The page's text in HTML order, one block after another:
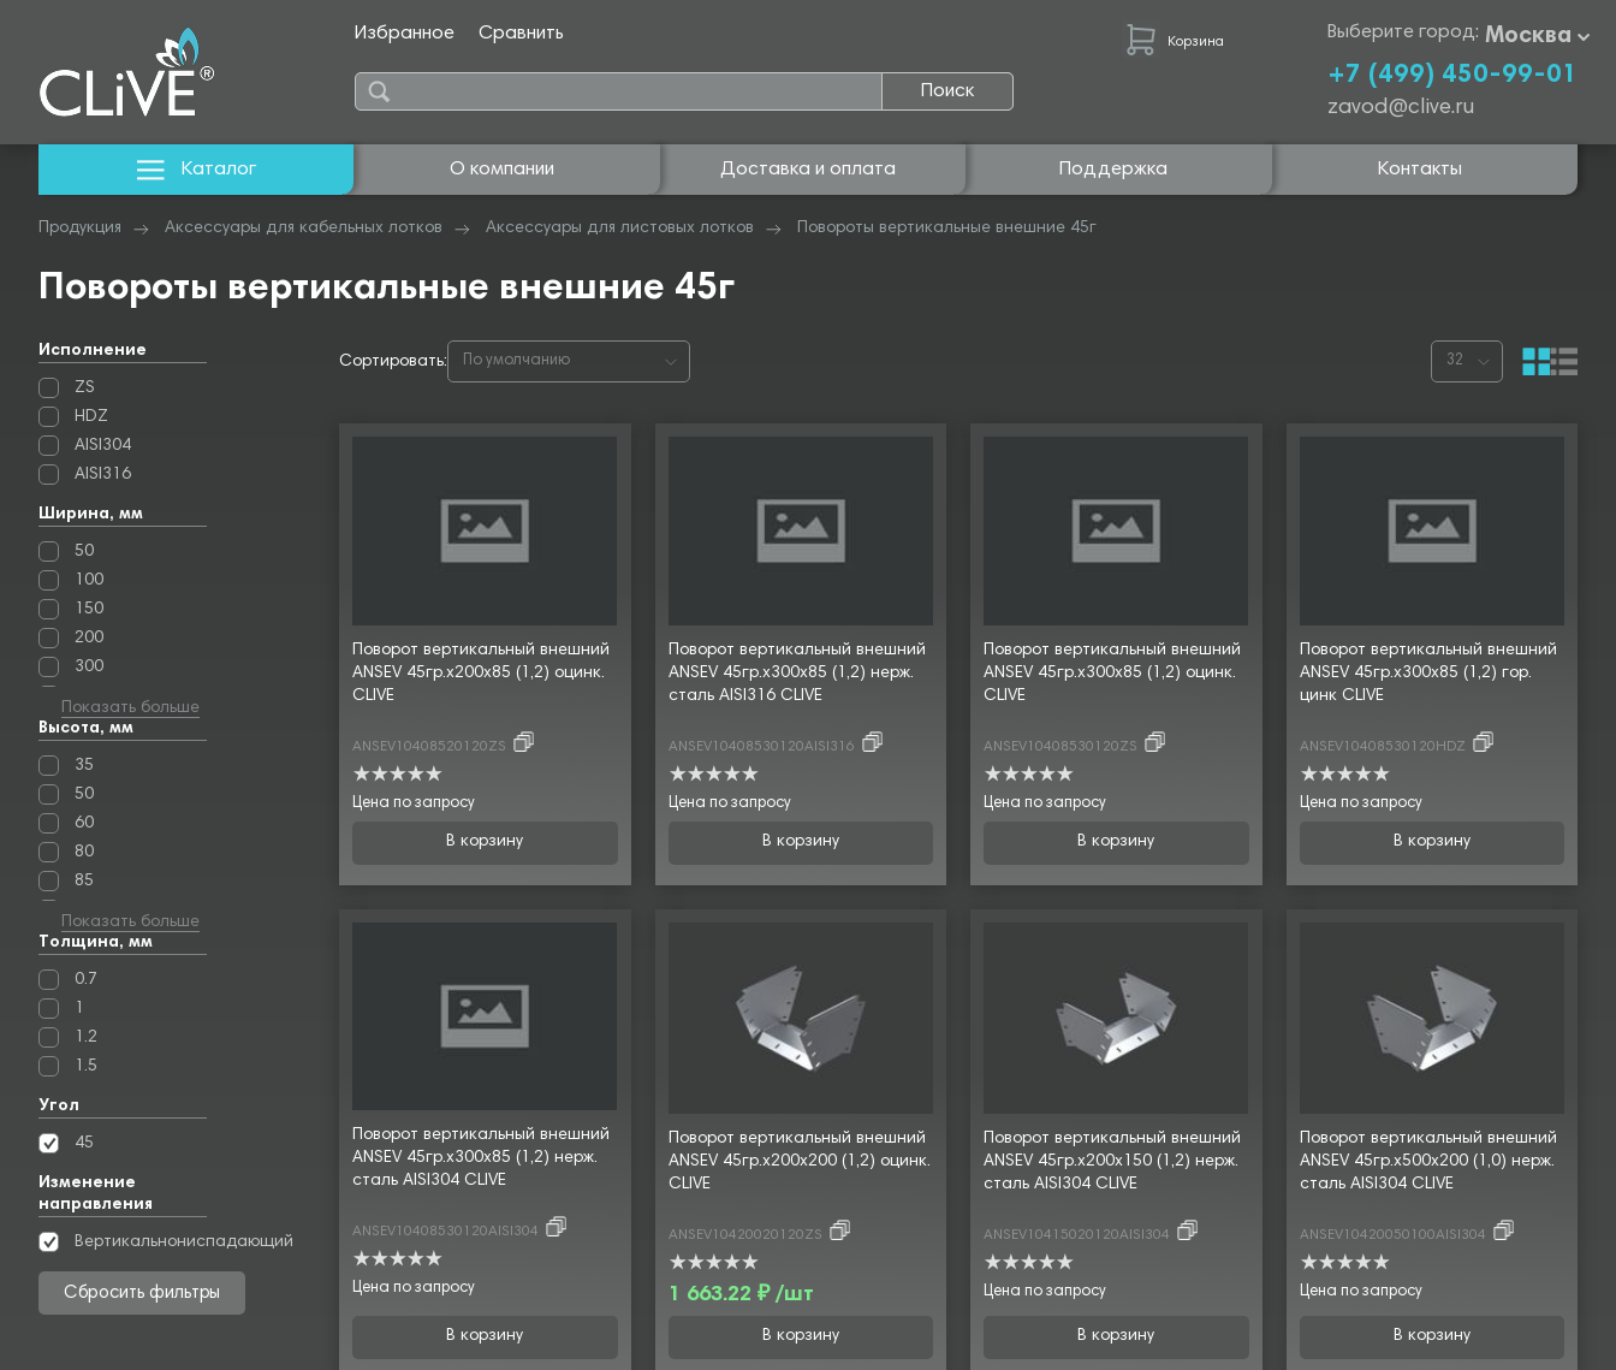
Избранное Сравнить
Поиск
Корзина Выберите город: Москва
+7 (499) 450-99-01
zavod@clive.ru
Каталог О компании Доставка и оплата Поддержка Контакты
Продукция Аксессуары для кабельных лотков Аксессуары для листовых лотков Повороты вертикальные внешние 45г
Повороты вертикальные внешние 45г
Исполнение
ZS
HDZ
AISI304
AISI316
Ширина, мм
50
100
150
200
300
500
600
Показать больше
Высота, мм
35
50
60
80
85
110
150
200
Показать больше
Толщина, мм
0.7
1
1.2
1.5
Угол
45
Изменение
направления
Вертикальнониспадающий
Сбросить фильтры
Сортировать: По умолчанию 32
Поворот вертикальный внешний
ANSEV 45гр.х200х85 (1,2) оцинк.
CLIVE
ANSEV10408520120ZS
Цена по запросу
В корзину
Поворот вертикальный внешний
ANSEV 45гр.х300х85 (1,2) нерж.
сталь AISI316 CLIVE
ANSEV10408530120AISI316
Цена по запросу
В корзину
Поворот вертикальный внешний
ANSEV 45гр.х300х85 (1,2) оцинк.
CLIVE
ANSEV10408530120ZS
Цена по запросу
В корзину
Поворот вертикальный внешний
ANSEV 45гр.х300х85 (1,2) гор.
цинк CLIVE
ANSEV10408530120HDZ
Цена по запросу
В корзину
Поворот вертикальный внешний
ANSEV 45гр.х300х85 (1,2) нерж.
сталь AISI304 CLIVE
ANSEV10408530120AISI304
Цена по запросу
В корзину
Поворот вертикальный внешний
ANSEV 45гр.х200х200 (1,2) оцинк.
CLIVE
ANSEV10420020120ZS
1 663.22 ₽ /шт
В корзину
Поворот вертикальный внешний
ANSEV 45гр.х200х150 (1,2) нерж.
сталь AISI304 CLIVE
ANSEV10415020120AISI304
Цена по запросу
В корзину
Поворот вертикальный внешний
ANSEV 45гр.х500х200 (1,0) нерж.
сталь AISI304 CLIVE
ANSEV10420050100AISI304
Цена по запросу
В корзину